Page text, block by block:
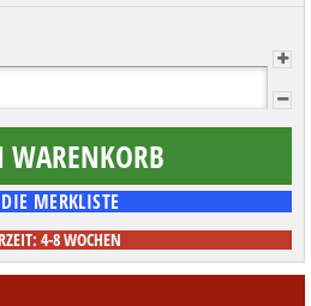
4-8 WOCHEN